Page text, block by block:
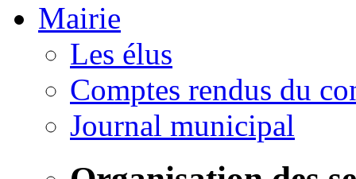
Mairie
Les élus
Comptes rendus du
Journal municipal